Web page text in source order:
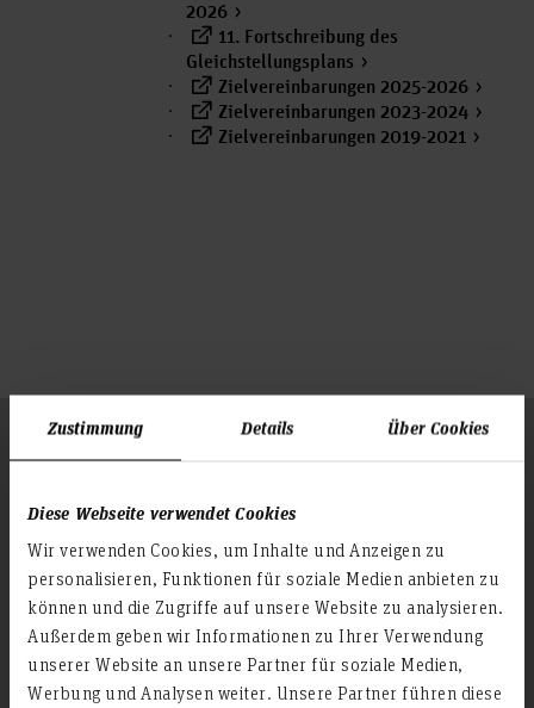
Zustimmung Details Über Cookies
Diese Webseite verwendet Cookies
Wir verwenden Cookies, um Inhalte und Anzeigen zu
personalisieren, Funktionen für soziale Medien anbieten zu
können und die Zugriffe auf unsere Website zu analysieren.
Außerdem geben wir Informationen zu Ihrer Verwendung
unserer Website an unsere Partner für soziale Medien,
Werbung und Analysen weiter. Unsere Partner führen diese
2026
11. Fortschreibung des
Gleichstellungsplans
Zielvereinbarungen 2025-2026
Zielvereinbarungen 2023-2024
Zielvereinbarungen 2019-2021
Infos zur Hochschule
Kontakt und Anreise
Startseite Hochschule Hannover
Personensuche
Folgen Sie uns